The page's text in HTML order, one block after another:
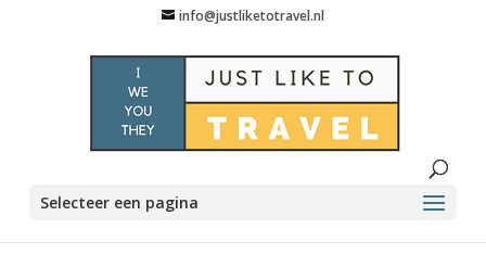
info@justliketotravel.nl
Selecteer een pagina